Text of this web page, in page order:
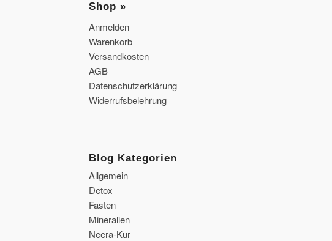
Shop »
Anmelden
Warenkorb
Versandkosten
AGB
Datenschutzerklärung
Widerrufsbelehrung
Blog Kategorien
Allgemein
Detox
Fasten
Mineralien
Neera-Kur